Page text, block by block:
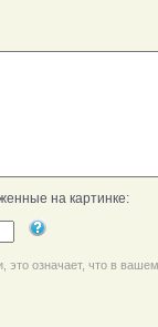
на картинке:
означает, что в